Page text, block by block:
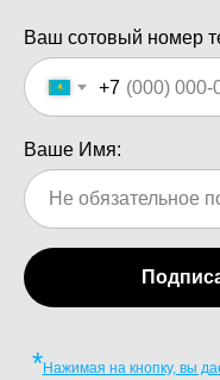
Ваш сотовый номер
+7
Ваше Имя:
*Нажимая на кнопку, вы